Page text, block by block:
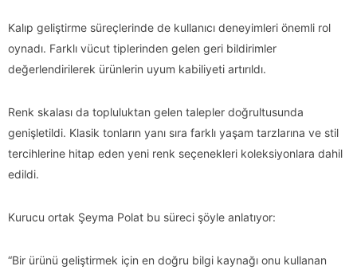
Kalıp geliştirme süreçlerinde de kullanıcı deneyimleri önemli rol
oynadı. Farklı vücut tiplerinden gelen geri bildirimler
değerlendirilerek ürünlerin uyum kabiliyeti artırıldı.
Renk skalası da topluluktan gelen talepler doğrultusunda
genişletildi. Klasik tonların yanı sıra farklı yaşam tarzlarına ve stil
tercihlerine hitap eden yeni renk seçenekleri koleksiyonlara dahil
edildi.
Kurucu ortak Şeyma Polat bu süreci şöyle anlatıyor:
“Bir ürünü geliştirmek için en doğru bilgi kaynağı onu kullanan